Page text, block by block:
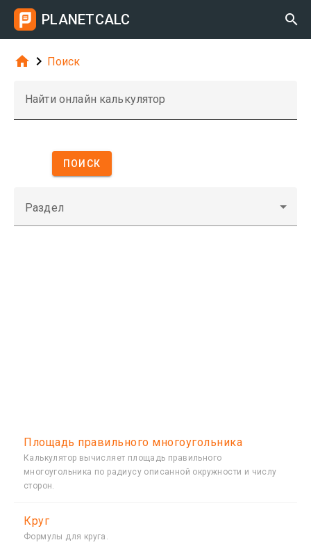
PLANETCALC 
  Поиск
Найти онлайн калькулятор
ПОИСК
Раздел
Площадь правильного многоугольника
Калькулятор вычисляет площадь правильного
многоугольника по радиусу описанной окружности и числу
сторон.
Круг
Формулы для круга.